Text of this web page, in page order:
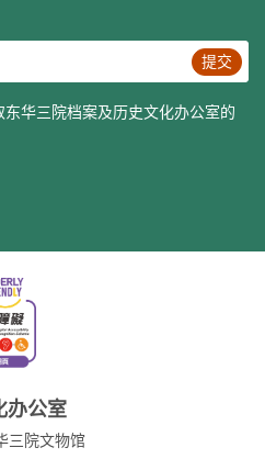
提交
华三院档案及历史文化办公室的
办公室
三院文物馆